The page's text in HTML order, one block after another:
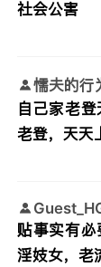
社会公害
懦夫的行
自己家老
老登，天天
贴事实有
淫妓女，老